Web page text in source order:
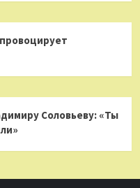
Соловьеву: «Ты